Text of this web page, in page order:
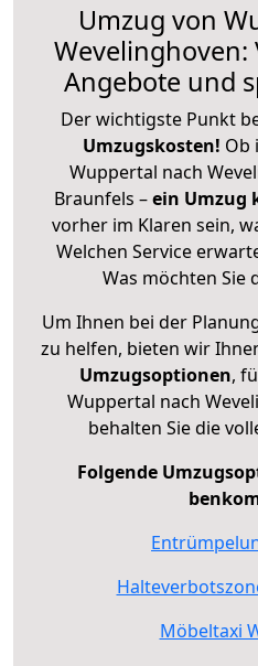
Umzug von
Wevelinghoven:
Angebote und
Der wichtigste Punkt
Umzugskosten! Ob
Wuppertal nach
Braunfels –ein Umzug
vorher im Klaren sein,
Welchen Service
Was möchten Sie
Um Ihnen bei der
zu helfen, bieten wir
Umzugsoptionen,
Wuppertal nach
behalten Sie die
Folgende
Möbeltaxi